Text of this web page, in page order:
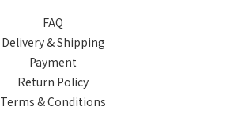
FAQ
Delivery & Shipping
Payment
Return Policy
Terms & Conditions